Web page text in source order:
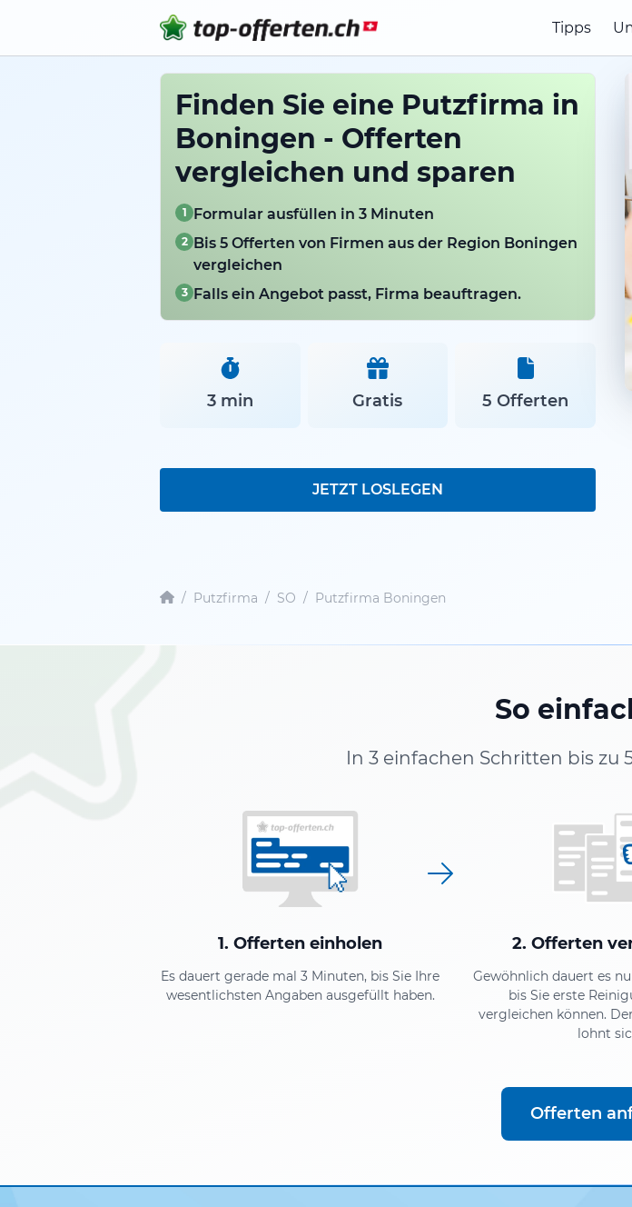
Tipps
Finden Sie eine Putzfirma in
Boningen - Offerten
vergleichen und sparen
1 Formular ausfüllen in 3 Minuten
2 Bis 5 Offerten von Firmen aus der Region Boningen
vergleichen
3 Falls ein Angebot passt, Firma beauftragen.
3 min Gratis 5 Offerten
JETZT LOSLEGEN
/ Putzfirma / SO / Putzfirma Boningen
So
In 3 einfachen Schritten bis zu
1. Offerten einholen
Es dauert gerade mal 3 Minuten, bis Sie Ihre
wesentlichsten Angaben ausgefüllt haben.
2. Offerten
Gewöhnlich dauert es
bis Sie erste
vergleichen können.
lohnt
Offerten